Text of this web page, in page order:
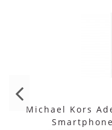
Michael Kors